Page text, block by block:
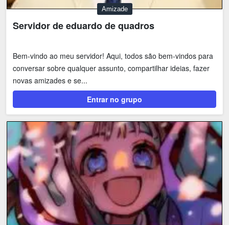
Amizade
Servidor de eduardo de quadros
Bem-vindo ao meu servidor! Aqui, todos são bem-vindos para
conversar sobre qualquer assunto, compartilhar ideias, fazer
novas amizades e se...
Entrar no grupo